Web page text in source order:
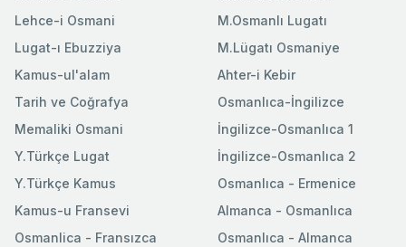
Lehce-i Osmani
Lugat-ı Ebuzziya
M.Osmanlı Lugatı
M.Lügatı Osmaniye
Kamus-ul'alam
Tarih ve Coğrafya
Memaliki Osmani
Y.Türkçe Lugat
Y.Türkçe Kamus
Ahter-i Kebir
Osmanlıca-İngilizce
İngilizce-Osmanlıca 1
İngilizce-Osmanlıca 2
Osmanlıca - Ermenice
Kamus-u Fransevi
Osmanlica - Fransızca
Almanca - Osmanlıca
Osmanlıca - Almanca